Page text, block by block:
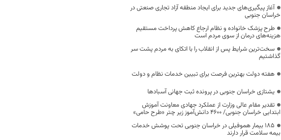
آغاز پیگیری‌های جدید برای ایجاد منطقه آزاد تجاری صنعتی در
خراسان جنوبی
طرح پزشک خانواده و نظام ارجاع کاهش پرداخت مستقیم
هزینه‌های درمان از سوی مردم است
سخت‌ترین شرایط پس از انقلاب را با اتکای به مردم پشت سر
گذاشتیم
هفته دولت بهترین فرصت برای تبیین خدمات نظام و دولت
یشتازی خراسان جنوبی در پرونده ثبت جهانی آسبادها
تقدیر مقام عالی وزارت از عملکرد جهادی معاونت آموزش
ابتدایی خراسان جنوبی/ ۴۶۰۰ دانش‌آموز زیر چتر «طرح حامی»
۱۸۵ بیمار هموفیلی در خراسان جنوبی تحت پوشش خدمات
بیمه سلامت قرار دارند